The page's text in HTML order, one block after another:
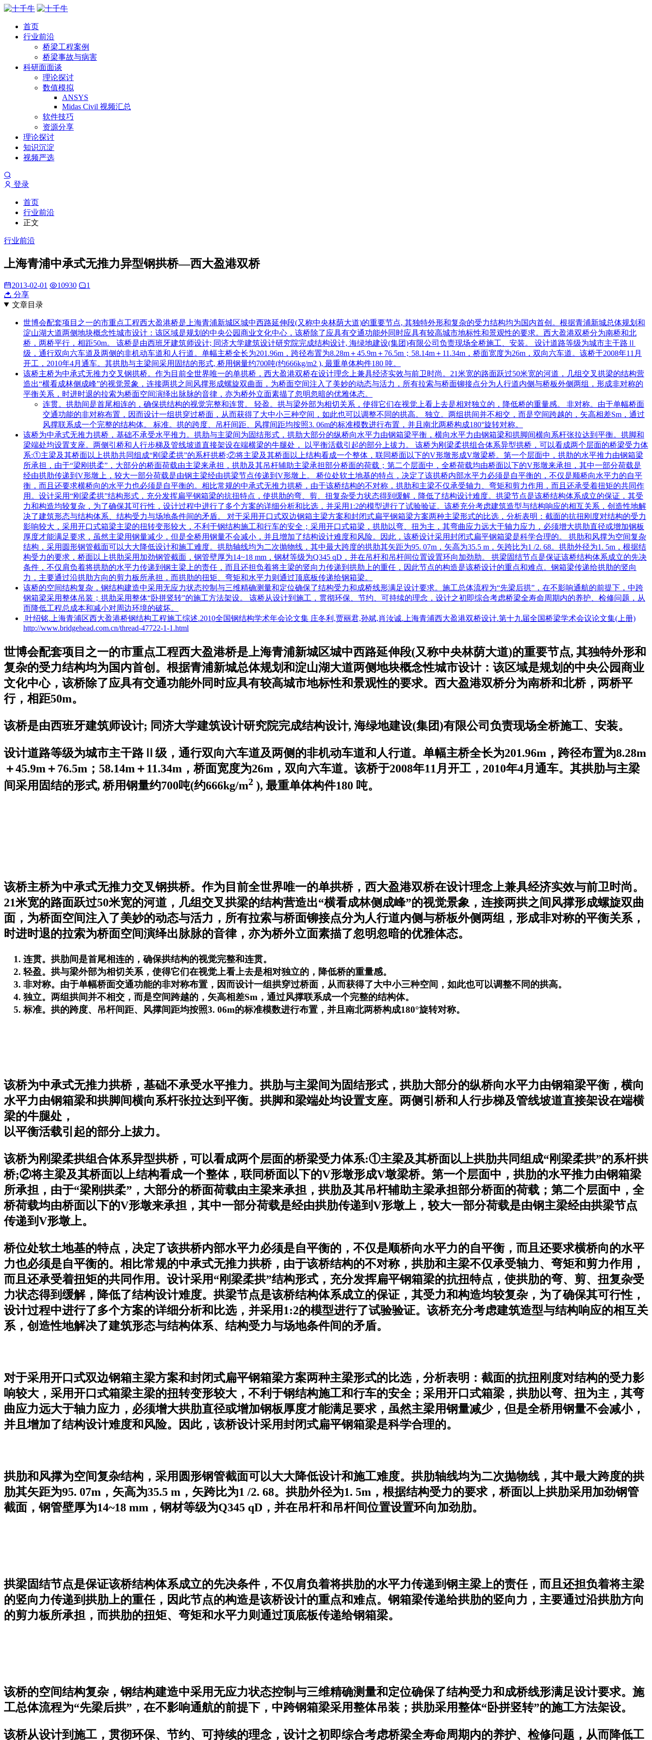
首页
行业前沿
桥梁工程案例
桥梁事故与病害
科研面面谈
理论探讨
数值模拟
ANSYS
Midas Civil 视频汇总
软件技巧
资源分享
理论探讨
知识沉淀
视频严选
登录
首页
行业前沿
正文
行业前沿
上海青浦中承式无推力异型钢拱桥—西大盈港双桥
2013-02-01 10930
1
分享
文章目录
世博会配套项目之一的市重点工程西大盈港桥是上海青浦新城区城中西路延伸段(又称中央林荫大道)的重要节点, 其独特外形和复杂的受力结构均为国内首创。根据青浦新城总体规划和
淀山湖大道两侧地块概念性城市设计：该区域是规划的中央公园商业文化中心，该桥除了应具有交通功能外同时应具有较高城市地标性和景观性的要求。西大盈港双桥分为南桥和北
桥，两桥平行，相距50m。 该桥是由西班牙建筑师设计; 同济大学建筑设计研究院完成结构设计, 海绿地建设(集团)有限公司负责现场全桥施工、安装。 设计道路等级为城市主干路Ⅱ
级，通行双向六车道及两侧的非机动车道和人行道。单幅主桥全长为201.96m，跨径布置为8.28m＋45.9m＋76.5m；58.14m＋11.34m，桥面宽度为26m，双向六车道。该桥于2008年11月
开工，2010年4月通车。其拱肋与主梁间采用固结的形式, 桥用钢量约700吨(约666kg/m2 ), 最重单体构件180 吨。
该桥主桥为中承式无推力交叉钢拱桥。作为目前全世界唯一的单拱桥，西大盈港双桥在设计理念上兼具经济实效与前卫时尚。21米宽的路面跃过50米宽的河道，几组交叉拱梁的结构营
造出“横看成林侧成峰”的视觉景象，连接两拱之间风撑形成螺旋双曲面，为桥面空间注入了美妙的动态与活力，所有拉索与桥面铆接点分为人行道内侧与桥板外侧两组，形成非对称的
平衡关系，时进时退的拉索为桥面空间演绎出脉脉的音律，亦为桥外立面素描了忽明忽暗的优雅体态。
连贯。拱肋间是首尾相连的，确保拱结构的视觉完整和连贯。 轻盈。拱与梁外部为相切关系，使得它们在视觉上看上去是相对独立的，降低桥的重量感。 非对称。由于单幅桥面
交通功能的非对称布置，因而设计一组拱穿过桥面，从而获得了大中小三种空间，如此也可以调整不同的拱高。 独立。两组拱间并不相交，而是空间跨越的，矢高相差Sm，通过
风撑联系成一个完整的结构体。 标准。拱的跨度、吊杆间距、风撑间距均按照3. 06m的标准模数进行布置，并且南北两桥构成180°旋转对称。
该桥为中承式无推力拱桥，基础不承受水平推力。拱肋与主梁间为固结形式，拱肋大部分的纵桥向水平力由钢箱梁平衡，横向水平力由钢箱梁和拱脚间横向系杆张拉达到平衡。拱脚和
梁端处均设置支座。两侧引桥和人行步梯及管线坡道直接架设在端横梁的牛腿处， 以平衡活载引起的部分上拔力。 该桥为刚梁柔拱组合体系异型拱桥，可以看成两个层面的桥梁受力体
系:①主梁及其桥面以上拱肋共同组成“刚梁柔拱”的系杆拱桥;②将主梁及其桥面以上结构看成一个整体，联同桥面以下的V形墩形成V墩梁桥。第一个层面中，拱肋的水平推力由钢箱梁
所承担，由于“梁刚拱柔”，大部分的桥面荷载由主梁来承担，拱肋及其吊杆辅助主梁承担部分桥面的荷载；第二个层面中，全桥荷载均由桥面以下的V形墩来承担，其中一部分荷载是
经由拱肋传递到V形墩上，较大一部分荷载是由钢主梁经由拱梁节点传递到V形墩上。 桥位处软土地基的特点，决定了该拱桥内部水平力必须是自平衡的，不仅是顺桥向水平力的自平
衡，而且还要求横桥向的水平力也必须是自平衡的。相比常规的中承式无推力拱桥，由于该桥结构的不对称，拱肋和主梁不仅承受轴力、弯矩和剪力作用，而且还承受着扭矩的共同作
用。设计采用“刚梁柔拱”结构形式，充分发挥扁平钢箱梁的抗扭特点，使拱肋的弯、剪、扭复杂受力状态得到缓解，降低了结构设计难度。拱梁节点是该桥结构体系成立的保证，其受
力和构造均较复杂，为了确保其可行性，设计过程中进行了多个方案的详细分析和比选，并采用1:2的模型进行了试验验证。该桥充分考虑建筑造型与结构响应的相互关系，创造性地解
决了建筑形态与结构体系、结构受力与场地条件间的矛盾。 对于采用开口式双边钢箱主梁方案和封闭式扁平钢箱梁方案两种主梁形式的比选，分析表明：截面的抗扭刚度对结构的受力
影响较大，采用开口式箱梁主梁的扭转变形较大，不利于钢结构施工和行车的安全；采用开口式箱梁，拱肋以弯、扭为主，其弯曲应力远大于轴力应力，必须增大拱肋直径或增加钢板
厚度才能满足要求，虽然主梁用钢量减少，但是全桥用钢量不会减小，并且增加了结构设计难度和风险。因此，该桥设计采用封闭式扁平钢箱梁是科学合理的。 拱肋和风撑为空间复杂
结构，采用圆形钢管截面可以大大降低设计和施工难度。拱肋轴线均为二次抛物线，其中最大跨度的拱肋其矢距为95. 07m，矢高为35.5 m，矢跨比为1 /2. 68。拱肋外径为1. 5m，根据结
构受力的要求，桥面以上拱肋采用加劲钢管截面，钢管壁厚为14~18 mm，钢材等级为Q345 qD，并在吊杆和吊杆间位置设置环向加劲肋。 拱梁固结节点是保证该桥结构体系成立的先决
条件，不仅肩负着将拱肋的水平力传递到钢主梁上的责任，而且还担负着将主梁的竖向力传递到拱肋上的重任，因此节点的构造是该桥设计的重点和难点。钢箱梁传递给拱肋的竖向
力，主要通过沿拱肋方向的剪力板所承担，而拱肋的扭矩、弯矩和水平力则通过顶底板传递给钢箱梁。
该桥的空间结构复杂，钢结构建造中采用无应力状态控制与三维精确测量和定位确保了结构受力和成桥线形满足设计要求。施工总体流程为“先梁后拱”，在不影响通航的前提下，中跨
钢箱梁采用整体吊装；拱肋采用整体“卧拼竖转”的施工方法架设。 该桥从设计到施工，贯彻环保、节约、可持续的理念，设计之初即综合考虑桥梁全寿命周期内的养护、检修问题，从
而降低工程总成本和减小对周边环境的破坏。
叶绍铭.上海青浦区西大盈港桥钢结构工程施工综述.2010全国钢结构学术年会论文集 庄冬利,贾丽君,孙斌,肖汝诚.上海青浦西大盈港双桥设计.第十九届全国桥梁学术会议论文集(上册)
http://www.bridgehead.com.cn/thread-47722-1-1.html
世博会配套项目之一的市重点工程西大盈港桥是上海青浦新城区城中西路延伸段(又称中央林荫大道)的重要节点, 其独特外形和
复杂的受力结构均为国内首创。根据青浦新城总体规划和淀山湖大道两侧地块概念性城市设计：该区域是规划的中央公园商业
文化中心，该桥除了应具有交通功能外同时应具有较高城市地标性和景观性的要求。西大盈港双桥分为南桥和北桥，两桥平
行，相距50m。
该桥是由西班牙建筑师设计; 同济大学建筑设计研究院完成结构设计, 海绿地建设(集团)有限公司负责现场全桥施工、安装。
设计道路等级为城市主干路Ⅱ级，通行双向六车道及两侧的非机动车道和人行道。单幅主桥全长为201.96m，跨径布置为8.28m
＋45.9m＋76.5m；58.14m＋11.34m，桥面宽度为26m，双向六车道。该桥于2008年11月开工，2010年4月通车。其拱肋与主梁
间采用固结的形式, 桥用钢量约700吨(约666kg/m2 ), 最重单体构件180 吨。
该桥主桥为中承式无推力交叉钢拱桥。作为目前全世界唯一的单拱桥，西大盈港双桥在设计理念上兼具经济实效与前卫时尚。
21米宽的路面跃过50米宽的河道，几组交叉拱梁的结构营造出“横看成林侧成峰”的视觉景象，连接两拱之间风撑形成螺旋双曲
面，为桥面空间注入了美妙的动态与活力，所有拉索与桥面铆接点分为人行道内侧与桥板外侧两组，形成非对称的平衡关系，
时进时退的拉索为桥面空间演绎出脉脉的音律，亦为桥外立面素描了忽明忽暗的优雅体态。
连贯。拱肋间是首尾相连的，确保拱结构的视觉完整和连贯。
轻盈。拱与梁外部为相切关系，使得它们在视觉上看上去是相对独立的，降低桥的重量感。
非对称。由于单幅桥面交通功能的非对称布置，因而设计一组拱穿过桥面，从而获得了大中小三种空间，如此也可以调整不同的拱高。
独立。两组拱间并不相交，而是空间跨越的，矢高相差Sm，通过风撑联系成一个完整的结构体。
标准。拱的跨度、吊杆间距、风撑间距均按照3. 06m的标准模数进行布置，并且南北两桥构成180°旋转对称。
该桥为中承式无推力拱桥，基础不承受水平推力。拱肋与主梁间为固结形式，拱肋大部分的纵桥向水平力由钢箱梁平衡，横向
水平力由钢箱梁和拱脚间横向系杆张拉达到平衡。拱脚和梁端处均设置支座。两侧引桥和人行步梯及管线坡道直接架设在端横
梁的牛腿处，
以平衡活载引起的部分上拔力。
该桥为刚梁柔拱组合体系异型拱桥，可以看成两个层面的桥梁受力体系:①主梁及其桥面以上拱肋共同组成“刚梁柔拱”的系杆拱
桥;②将主梁及其桥面以上结构看成一个整体，联同桥面以下的V形墩形成V墩梁桥。第一个层面中，拱肋的水平推力由钢箱梁
所承担，由于“梁刚拱柔”，大部分的桥面荷载由主梁来承担，拱肋及其吊杆辅助主梁承担部分桥面的荷载；第二个层面中，全
桥荷载均由桥面以下的V形墩来承担，其中一部分荷载是经由拱肋传递到V形墩上，较大一部分荷载是由钢主梁经由拱梁节点
传递到V形墩上。
桥位处软土地基的特点，决定了该拱桥内部水平力必须是自平衡的，不仅是顺桥向水平力的自平衡，而且还要求横桥向的水平
力也必须是自平衡的。相比常规的中承式无推力拱桥，由于该桥结构的不对称，拱肋和主梁不仅承受轴力、弯矩和剪力作用，
而且还承受着扭矩的共同作用。设计采用“刚梁柔拱”结构形式，充分发挥扁平钢箱梁的抗扭特点，使拱肋的弯、剪、扭复杂受
力状态得到缓解，降低了结构设计难度。拱梁节点是该桥结构体系成立的保证，其受力和构造均较复杂，为了确保其可行性，
设计过程中进行了多个方案的详细分析和比选，并采用1:2的模型进行了试验验证。该桥充分考虑建筑造型与结构响应的相互关
系，创造性地解决了建筑形态与结构体系、结构受力与场地条件间的矛盾。
对于采用开口式双边钢箱主梁方案和封闭式扁平钢箱梁方案两种主梁形式的比选，分析表明：截面的抗扭刚度对结构的受力影
响较大，采用开口式箱梁主梁的扭转变形较大，不利于钢结构施工和行车的安全；采用开口式箱梁，拱肋以弯、扭为主，其弯
曲应力远大于轴力应力，必须增大拱肋直径或增加钢板厚度才能满足要求，虽然主梁用钢量减少，但是全桥用钢量不会减小，
并且增加了结构设计难度和风险。因此，该桥设计采用封闭式扁平钢箱梁是科学合理的。
拱肋和风撑为空间复杂结构，采用圆形钢管截面可以大大降低设计和施工难度。拱肋轴线均为二次抛物线，其中最大跨度的拱
肋其矢距为95. 07m，矢高为35.5 m，矢跨比为1 /2. 68。拱肋外径为1. 5m，根据结构受力的要求，桥面以上拱肋采用加劲钢管
截面，钢管壁厚为14~18 mm，钢材等级为Q345 qD，并在吊杆和吊杆间位置设置环向加劲肋。
拱梁固结节点是保证该桥结构体系成立的先决条件，不仅肩负着将拱肋的水平力传递到钢主梁上的责任，而且还担负着将主梁
的竖向力传递到拱肋上的重任，因此节点的构造是该桥设计的重点和难点。钢箱梁传递给拱肋的竖向力，主要通过沿拱肋方向
的剪力板所承担，而拱肋的扭矩、弯矩和水平力则通过顶底板传递给钢箱梁。
该桥的空间结构复杂，钢结构建造中采用无应力状态控制与三维精确测量和定位确保了结构受力和成桥线形满足设计要求。施
工总体流程为“先梁后拱”，在不影响通航的前提下，中跨钢箱梁采用整体吊装；拱肋采用整体“卧拼竖转”的施工方法架设。
该桥从设计到施工，贯彻环保、节约、可持续的理念，设计之初即综合考虑桥梁全寿命周期内的养护、检修问题，从而降低工